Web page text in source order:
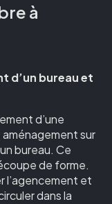
à
d’un bureau et
d’une
aménagement sur
bureau. Ce
de forme.
l’agencement et
dans la